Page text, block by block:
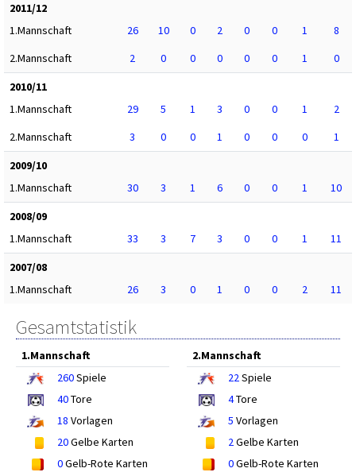
2011/12
1.Mannschaft
26 10 0 2 0 0 1
8
2.Mannschaft
2 0 0 0 0 0 1
0
2010/11
1.Mannschaft
29 5 1 3 0 0 1
2
2.Mannschaft
3 0 0 1 0 0 0
1
2009/10
1.Mannschaft
30 3 1 6 0 0 1
10
2008/09
1.Mannschaft
33 3 7 3 0 0 1
11
2007/08
1.Mannschaft
26 3 0 1 0 0 2 11
Gesamtstatistik
1.Mannschaft
260Spiele
40Tore
18 Vorlagen
20Gelbe Karten
0Gelb-Rote Karten
2.Mannschaft
22Spiele
4Tore
5 Vorlagen
2Gelbe Karten
0Gelb-Rote Karten